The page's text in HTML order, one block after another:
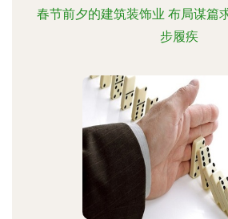
春节前夕的建筑装饰业 布局谋篇
步履疾